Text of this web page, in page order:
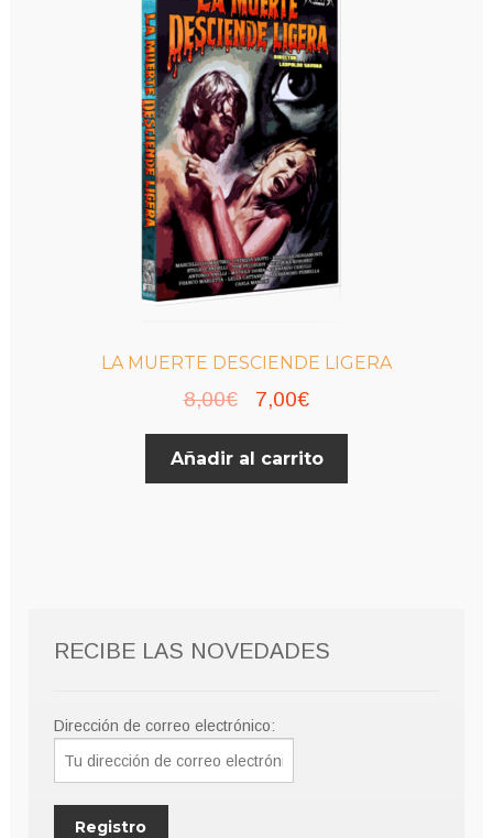
LA MUERTE DESCIENDE LIGERA
8,00€
El
precio
original
7,00€El
precio
actual
Añadir al carrito
RECIBE LAS NOVEDADES
Dirección de correo electrónico: